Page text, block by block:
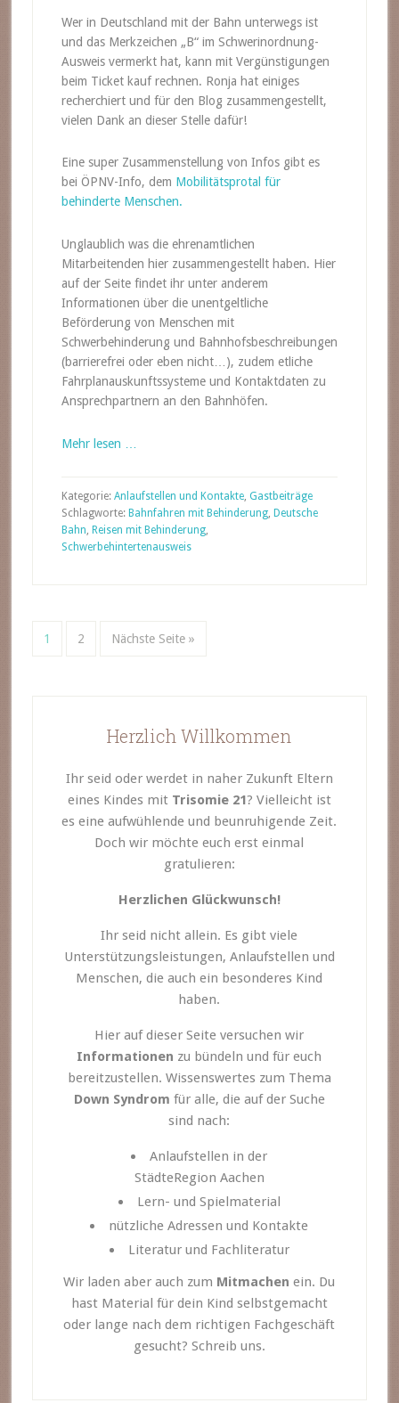
Wer in Deutschland mit der Bahn unterwegs ist
und das Merkzeichen „B“ im Schwerinordnung-
Ausweis vermerkt hat, kann mit Vergünstigungen
beim Ticket kauf rechnen. Ronja hat einiges
recherchiert und für den Blog zusammengestellt,
vielen Dank an dieser Stelle dafür!
Eine super Zusammenstellung von Infos gibt es
bei ÖPNV-Info, dem Mobilitätsprotal für
behinderte Menschen.
Unglaublich was die ehrenamtlichen
Mitarbeitenden hier zusammengestellt haben. Hier
auf der Seite findet ihr unter anderem
Informationen über die unentgeltliche
Beförderung von Menschen mit
Schwerbehinderung und Bahnhofsbeschreibungen
(barrierefrei oder eben nicht…), zudem etliche
Fahrplanauskunftssysteme und Kontaktdaten zu
Ansprechpartnern an den Bahnhöfen.
Mehr lesen …
Kategorie: Anlaufstellen und Kontakte, Gastbeiträge
Schlagworte: Bahnfahren mit Behinderung, Deutsche
Bahn, Reisen mit Behinderung,
Schwerbehintertenausweis
1 2 Nächste Seite »
Herzlich Willkommen
Ihr seid oder werdet in naher Zukunft Eltern
eines Kindes mit Trisomie 21? Vielleicht ist
es eine aufwühlende und beunruhigende Zeit.
Doch wir möchte euch erst einmal
gratulieren:
Herzlichen Glückwunsch!
Ihr seid nicht allein. Es gibt viele
Unterstützungsleistungen, Anlaufstellen und
Menschen, die auch ein besonderes Kind
haben.
Hier auf dieser Seite versuchen wir
Informationen zu bündeln und für euch
bereitzustellen. Wissenswertes zum Thema
Down Syndrom für alle, die auf der Suche
sind nach:
Anlaufstellen in der
StädteRegion Aachen
Lern- und Spielmaterial
nützliche Adressen und Kontakte
Literatur und Fachliteratur
Wir laden aber auch zum Mitmachen ein. Du
hast Material für dein Kind selbstgemacht
oder lange nach dem richtigen Fachgeschäft
gesucht? Schreib uns.